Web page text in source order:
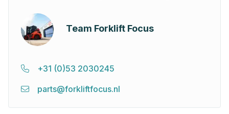
Team Forklift Focus
+31 (0)53 2030245
parts@forkliftfocus.nl